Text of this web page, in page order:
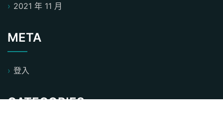
2021 年 11 月
META
登入
CATEGORIES